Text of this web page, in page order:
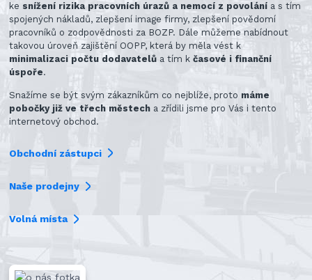
ke snížení rizika pracovních úrazů a nemocí z povolání a s tím
spojených nákladů, zlepšení image firmy, zlepšení povědomí
pracovníků o zodpovědnosti za BOZP. Dále můžeme nabídnout
takovou úroveň zajištění OOPP, která by měla vést k
minimalizaci počtu dodavatelů a tím kčasové i finanční
úspoře.
Snažíme se být svým zákazníkům co nejblíže, proto máme
pobočky již ve třech městech a zřídili jsme pro Vás i tento
internetový obchod.
Obchodní zástupci
Naše prodejny
Volná místa